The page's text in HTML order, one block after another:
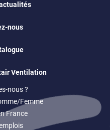
nous
Ventilation
nous ?
Femme
France